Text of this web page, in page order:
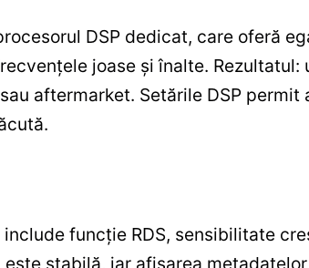
DSP dedicat, care oferă
joase și înalte.
aftermarket. Setările DSP
funcție RDS, sensibilitate